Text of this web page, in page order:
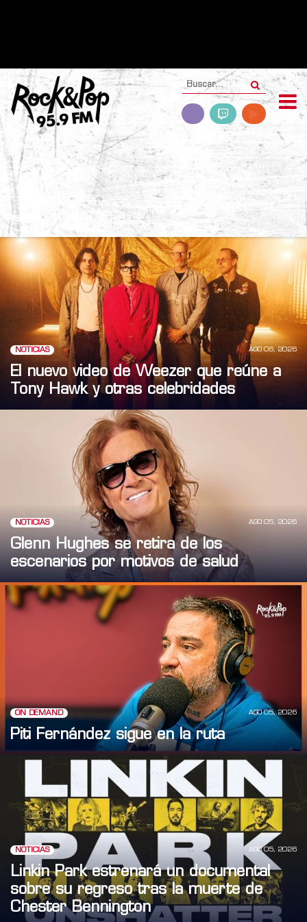
NOTICIAS AGO 06, 2026
El nuevo video de Weezer que reúne a
Tony Hawk y otras celebridades
NOTICIAS AGO 05, 2026
Glenn Hughes se retira de los
escenarios por motivos de salud
ON DEMAND AGO 05, 2026
Piti Fernández sigue en la ruta
NOTICIAS AGO 05, 2026
Linkin Park estrenará un documental
sobre su regreso tras la muerte de
Chester Bennington